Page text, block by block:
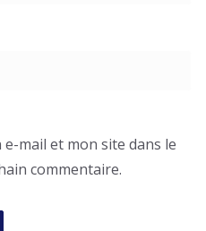
mail et mon site dans le
commentaire.